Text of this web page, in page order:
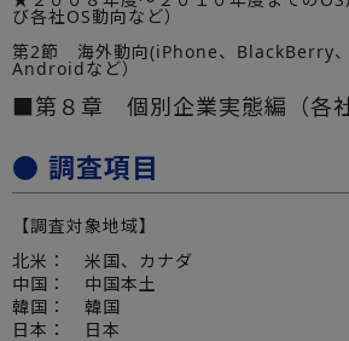
び各社OS動向など）
第2節 海外動向(iPhone、BlackBerry
Androidなど）
■第８章 個別企業実態編（各社
● 調査項目
【調査対象地域】
北米： 米国、カナダ
中国： 中国本土
韓国： 韓国
日本： 日本